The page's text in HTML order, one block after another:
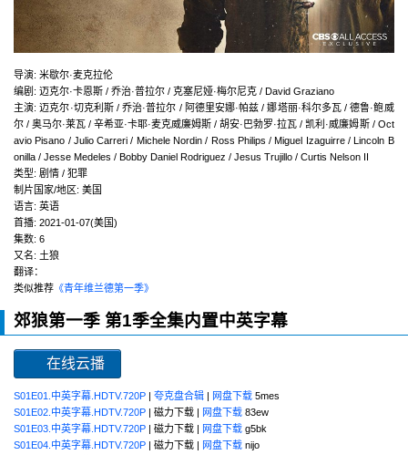
导演: 米歇尔·麦克拉伦
编剧 : 迈克尔·卡恩斯 / 乔治·普拉尔 / 克塞尼娅·梅尔尼克 / David Graziano
主演:迈克尔·切克利斯 / 乔治·普拉尔 / 阿德里安娜·帕兹 / 娜塔丽·科尔多瓦 / 德鲁·鲍威
尔 / 奥马尔·莱瓦 / 辛希亚·卡耶·麦克威廉姆斯 / 胡安·巴勃罗·拉瓦 / 凯利·威廉姆斯 / Oct
avio Pisano / Julio Carreri / Michele Nordin / Ross Philips / Miguel Izaguirre / Lincoln B
onilla / Jesse Medeles / Bobby Daniel Rodriguez / Jesus Trujillo / Curtis Nelson II
类型: 剧情 / 犯罪
制片国家/地区: 美国
语言: 英语
首播: 2021-01-07(美国)
集数: 6
又名: 土狼
翻译：
类似推荐 《青年维兰德第一季》
郊狼第一季 第1季全集内置中英字幕
在线云播
S01E01.中英字幕.HDTV.720P 夸克盘合辑 网盘下载 5mes
S01E02.中英字幕.HDTV.720P | 磁力下载 | 网盘下载 83ew
S01E03.中英字幕.HDTV.720P | 磁力下载 | 网盘下载 g5bk
S01E04.中英字幕.HDTV.720P | 磁力下载 | 网盘下载 nijo